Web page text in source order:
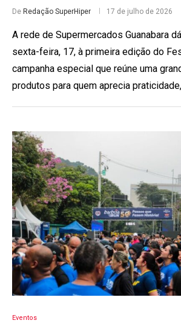
De Redação SuperHiper 17 de julho de 2026
A rede de Supermercados Guanabara
sexta-feira, 17, à primeira edição do
campanha especial que reúne uma
produtos para quem aprecia
Eventos